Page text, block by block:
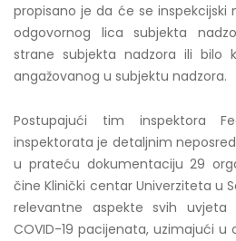
propisano je da će se inspekcijski
odgovornog lica subjekta
strane subjekta nadzora ili bilo
angažovanog u subjektu nadzora.
Postupajući tim inspektora
inspektorata je detaljnim
u prateću dokumentaciju 29
čine Klinički centar Univerziteta u
relevantne aspekte svih uvjeta
COVID-19 pacijenata, uzimajući